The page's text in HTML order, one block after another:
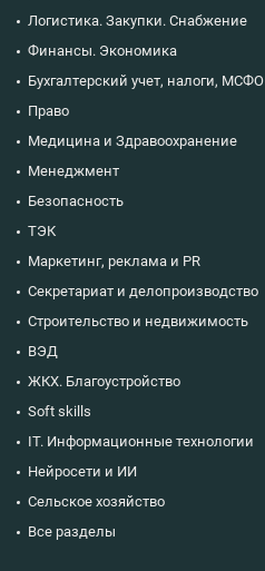
Логистика. Закупки. Снабжение
Финансы. Экономика
Бухгалтерский учет, налоги, МСФО
Право
Медицина и Здравоохранение
Менеджмент
Безопасность
ТЭК
Маркетинг, реклама и PR
Секретариат и делопроизводство
Строительство и недвижимость
ВЭД
ЖКХ. Благоустройство
Soft skills
IT. Информационные технологии
Нейросети и ИИ
Сельское хозяйство
Все разделы